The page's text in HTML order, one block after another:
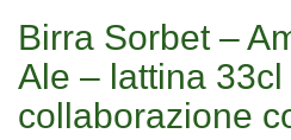
Birra Sorbet –
Ale – lattina 33cl
collaborazione